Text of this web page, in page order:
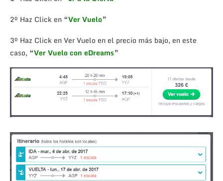
2º Haz Click en “Ver Vuelo”
3º Haz Click en Ver Vuelo en el precio más bajo, en este
caso, “Ver Vuelo con eDreams”